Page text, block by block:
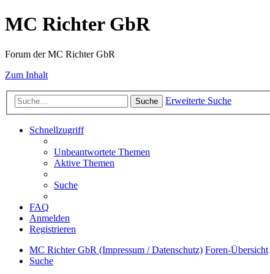
MC Richter GbR
Forum der MC Richter GbR
Zum Inhalt
Suche Erweiterte Suche
Schnellzugriff
Unbeantwortete Themen
Aktive Themen
Suche
FAQ
Anmelden
Registrieren
MC Richter GbR (Impressum / Datenschutz) Foren-Übersicht
Suche